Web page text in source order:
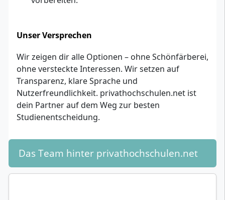
Unser Versprechen
Wir zeigen dir alle Optionen – ohne Schönfärberei,
ohne versteckte Interessen. Wir setzen auf
Transparenz, klare Sprache und
Nutzerfreundlichkeit. privathochschulen.net ist
dein Partner auf dem Weg zur besten
Studienentscheidung.
Das Team hinter privathochschulen.net